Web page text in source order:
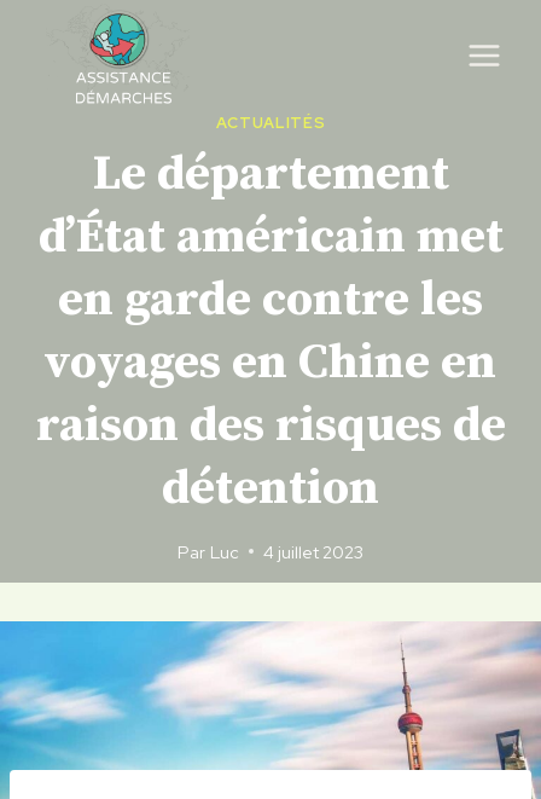
content
ACTUALITÉS
Le département
d’État américain met
en garde contre les
voyages en Chine en
raison des risques de
détention
Par Luc 4 juillet 2023